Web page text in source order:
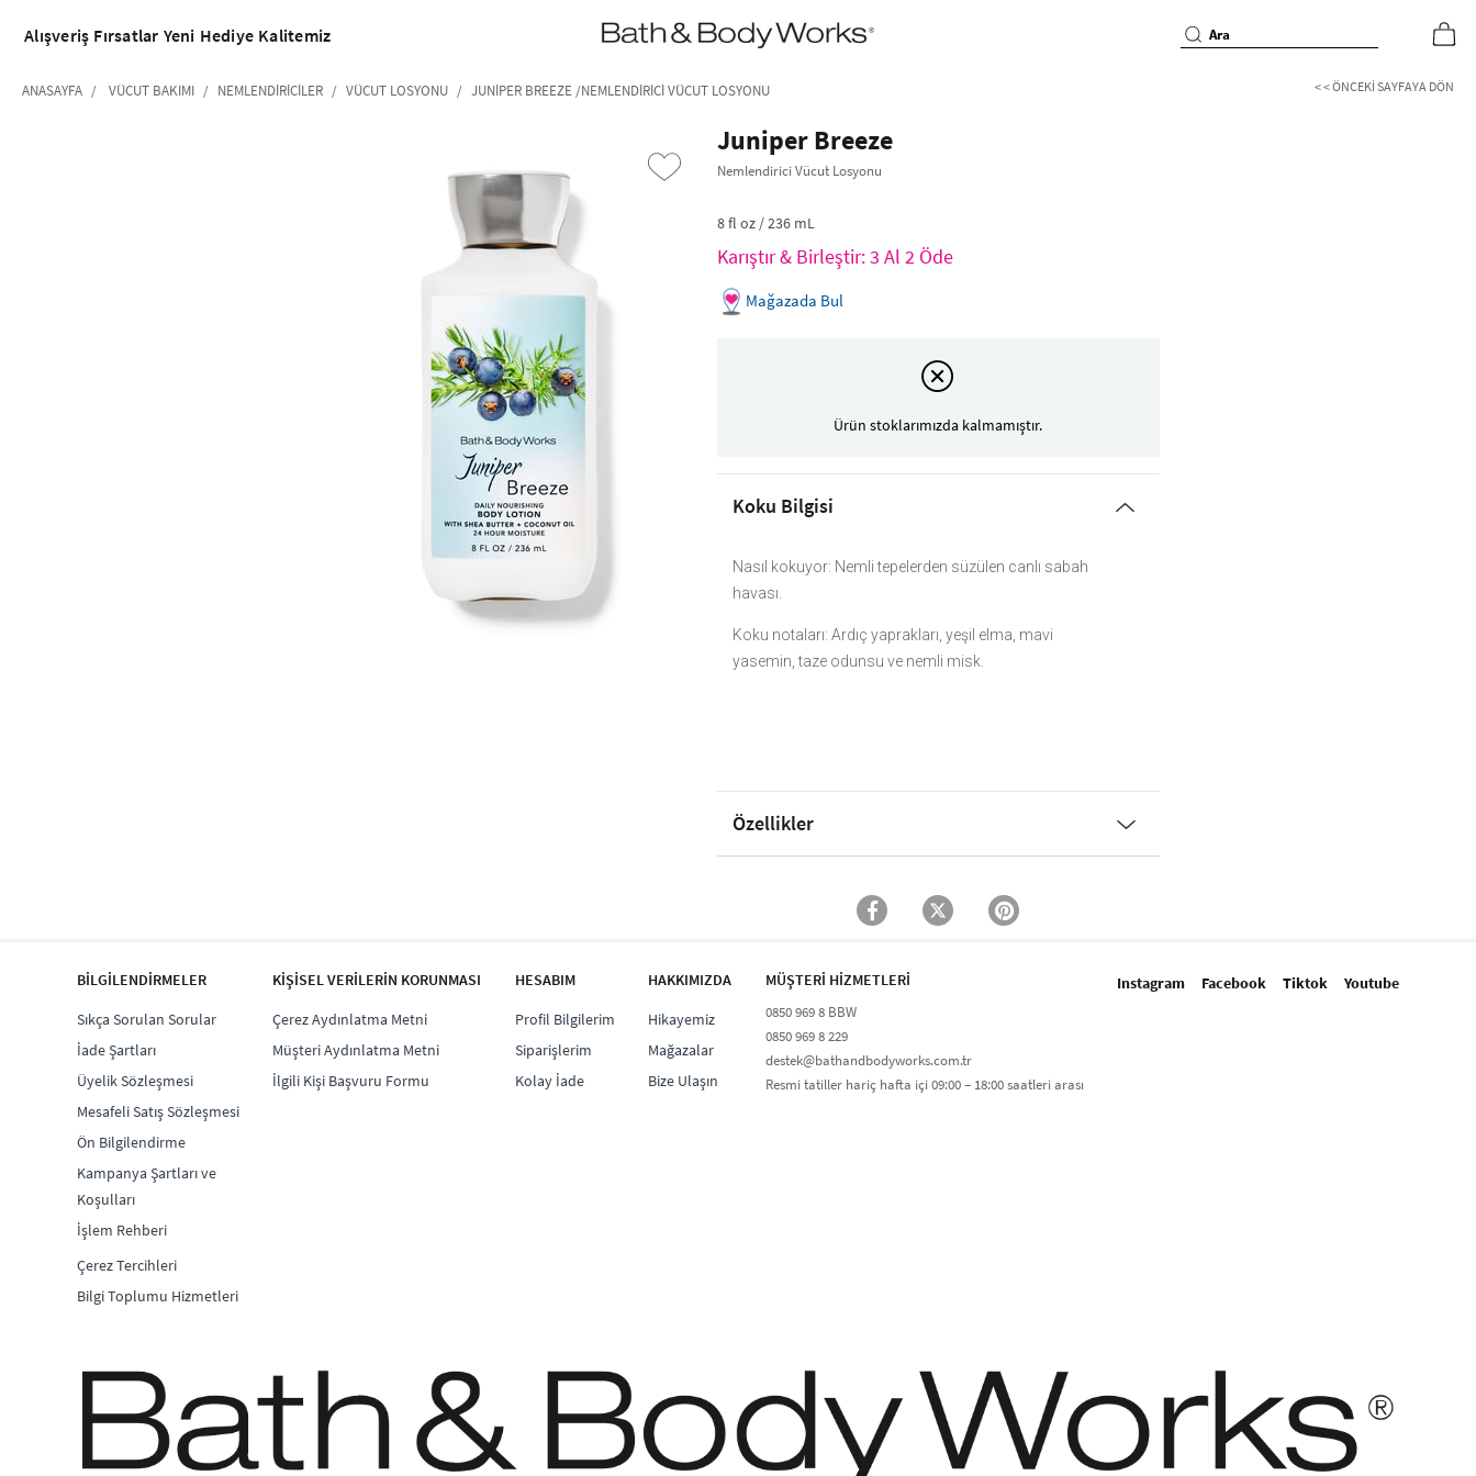
•2200₺ ve Üzeri Kargo Ücretsiz!•
*Promosyon Detayları
Alışveriş Fırsatlar Yeni Hediye Kalitemiz
ANASAYFA VÜCUT BAKIMI NEMLENDIRICILER VÜCUT LOSYONU JUNIPER BREEZE /NEMLENDIRICI VÜCUT LOSYONU < < ÖNCEKI SAYFAYA DÖN
Juniper Breeze
Nemlendirici Vücut Losyonu
8 fl oz / 236 mL
Karıştır & Birleştir: 3 Al 2 Öde
Mağazada Bul
Ürün stoklarımızda kalmamıştır.
Koku Bilgisi
Nasıl kokuyor: Nemli tepelerden süzülen canlı sabah
havası.
Koku notaları: Ardıç yaprakları, yeşil elma, mavi
yasemin, taze odunsu ve nemli misk.
Özellikler
Instagram Facebook Tiktok Youtube
BİLGİLENDİRMELER
Sıkça Sorulan Sorular
İade Şartları
Üyelik Sözleşmesi
Mesafeli Satış Sözleşmesi
Ön Bilgilendirme
Kampanya Şartları ve
Koşulları
İşlem Rehberi
Çerez Tercihleri
Bilgi Toplumu Hizmetleri
KİŞİSEL VERİLERİN KORUNMASI
Çerez Aydınlatma Metni
Müşteri Aydınlatma Metni
İlgili Kişi Başvuru Formu
HESABIM
Profil Bilgilerim
Siparişlerim
Kolay İade
HAKKIMIZDA
Hikayemiz
Mağazalar
Bize Ulaşın
MÜŞTERİ HİZMETLERİ​
0850 969 8 BBW​
0850 969 8 229​​
destek@bathandbodyworks.com.tr
Resmi tatiller hariç hafta içi 09:00 – 18:00 saatleri arası​